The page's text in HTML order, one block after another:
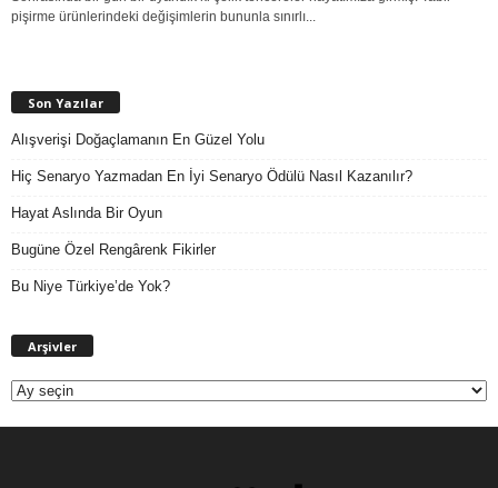
pişirme ürünlerindeki değişimlerin bununla sınırlı...
Son Yazılar
Alışverişi Doğaçlamanın En Güzel Yolu
Hiç Senaryo Yazmadan En İyi Senaryo Ödülü Nasıl Kazanılır?
Hayat Aslında Bir Oyun
Bugüne Özel Rengârenk Fikirler
Bu Niye Türkiye’de Yok?
Arşivler